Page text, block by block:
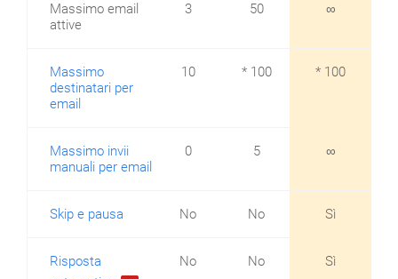
Massimo email
attive
3 50 ∞
Massimo
destinatari per
email
10 * 100 * 100
Massimo invii
manuali per email
0 5 ∞
Skip e pausa No No Sì
Risposta
No No Sì